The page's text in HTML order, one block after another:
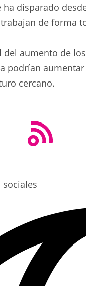
ha disparado
de forma
aumento de
podrían
cercano.
sociales